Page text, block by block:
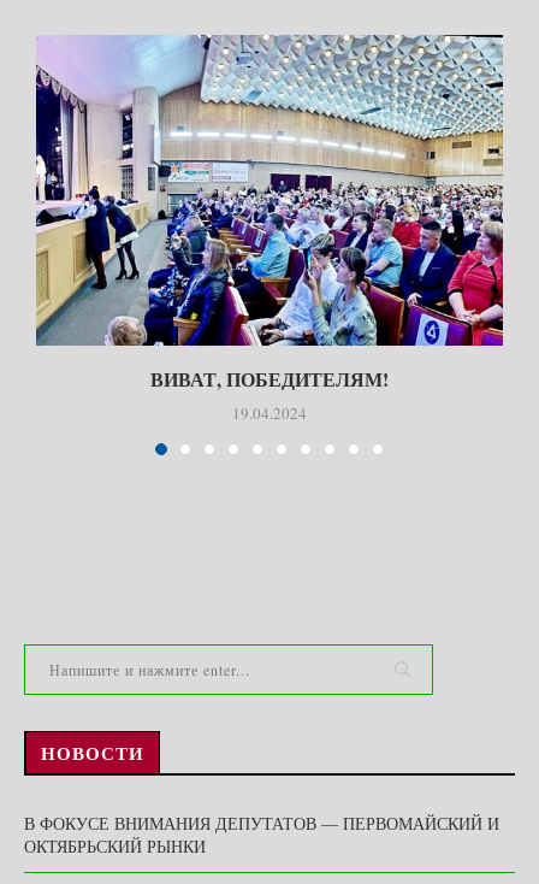
ВИВАТ, ПОБЕДИТЕЛЯМ!
19.04.2024
НОВОСТИ
В ФОКУСЕ ВНИМАНИЯ ДЕПУТАТОВ — ПЕРВОМАЙСКИЙ И
ОКТЯБРЬСКИЙ РЫНКИ